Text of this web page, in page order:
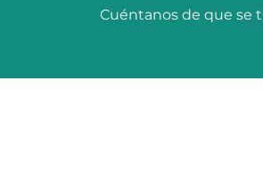
Cuéntanos de que se